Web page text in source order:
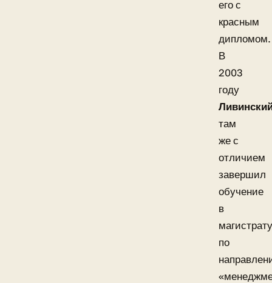
его с
красным
дипломом.
В
2003
году
там
же с
отличием
завершил
обучение
в
по